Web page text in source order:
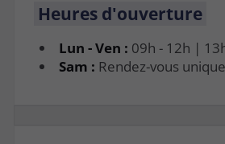
Heures d'ouverture
Lun - Ven : 09h - 12h |
Sam : Rendez-vous